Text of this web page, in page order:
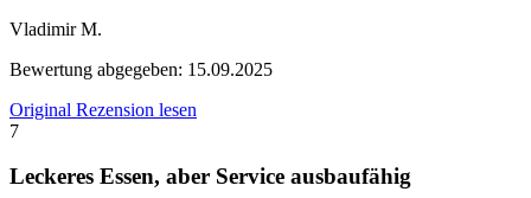
Vladimir M.
Bewertung abgegeben: 15.09.2025
Original Rezension lesen
7
Leckeres Essen, aber Service ausbaufähig